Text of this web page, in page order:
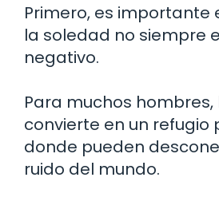
Primero, es importante
la soledad no siempre
negativo.
Para muchos
convierte en un refugio
donde pueden
ruido del mundo.